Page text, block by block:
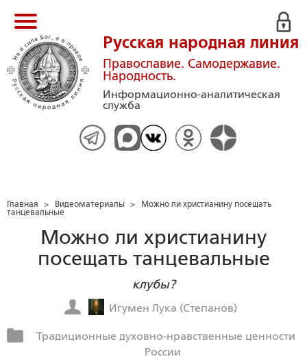
Русская народная линия
Православие. Самодержавие.
Народность.
Информационно-аналитическая
служба
Главная > Видеоматериалы >
Можно ли христианину посещать
танцевальные
Можно ли христианину
посещать танцевальные
клубы?
Игумен Лука (Степанов)
Традиционные духовно-нравственные ценности
России